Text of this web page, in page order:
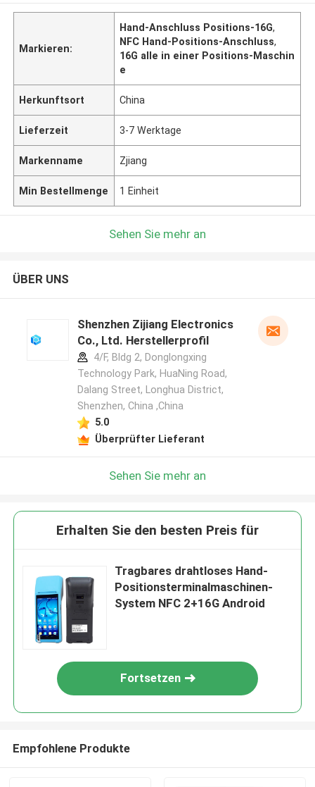
Markieren:
Hand-Anschluss Positions-16G,
NFC Hand-Positions-Anschluss,
16G alle in einer Positions-Maschin
e
Herkunftsort China
Lieferzeit 3-7 Werktage
Markenname Zjiang
Min Bestellmenge 1 Einheit
Sehen Sie mehr an
ÜBER UNS
Shenzhen Zijiang Electronics
Co., Ltd. Herstellerprofil
4/F, Bldg 2, Donglongxing
Technology Park, HuaNing Road,
Dalang Street, Longhua District,
Shenzhen, China ,China
5.0
Überprüfter Lieferant
Sehen Sie mehr an
Erhalten Sie den besten Preis für
Tragbares drahtloses Hand-
Positionsterminalmaschinen-
System NFC 2+16G Android
Fortsetzen
Empfohlene Produkte